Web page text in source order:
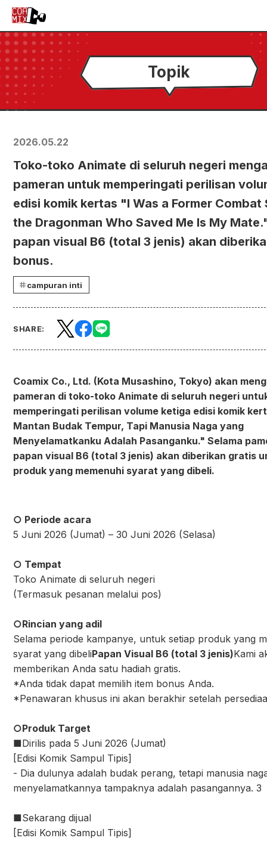
Topik
2026.05.22
Toko-toko Animate di seluruh negeri
pameran untuk memperingati perilisan
edisi komik kertas "I Was a Former Combat
the Dragonman Who Saved Me Is My
papan visual B6 (total 3 jenis) akan
bonus.
campuran inti
SHARE:
Coamix Co., Ltd. (Kota Musashino, Tokyo) akan
pameran di toko-toko Animate di seluruh negeri
memperingati perilisan volume ketiga edisi komik
Mantan Budak Tempur, Tapi Manusia Naga yang
Menyelamatkanku Adalah Pasanganku." Selama
papan visual B6 (total 3 jenis) akan diberikan gratis
produk yang memenuhi syarat yang dibeli.
○ Periode acara
5 Juni 2026 (Jumat) – 30 Juni 2026 (Selasa)
○ Tempat
Toko Animate di seluruh negeri
(Termasuk pesanan melalui pos)
○Rincian yang adil
Selama periode kampanye, untuk setiap produk yang
syarat yang dibeliPapan Visual B6 (total 3 jenis)Kami
memberikan Anda satu hadiah gratis.
*Anda tidak dapat memilih item bonus Anda.
*Penawaran khusus ini akan berakhir setelah
○Produk Target
■Dirilis pada 5 Juni 2026 (Jumat)
[Edisi Komik Sampul Tipis]
- Dia dulunya adalah budak perang, tetapi manusia
menyelamatkannya tampaknya adalah pasangannya. 3
■Sekarang dijual
[Edisi Komik Sampul Tipis]